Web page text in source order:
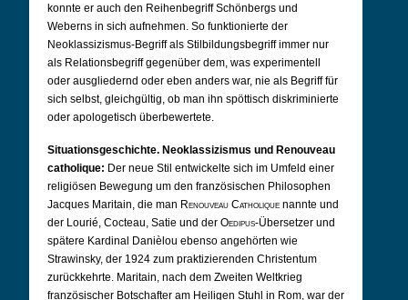
konnte er auch den Reihenbegriff Schönbergs und
Weberns in sich aufnehmen. So funktionierte der
Neoklassizismus-Begriff als Stilbildungsbegriff immer nur
als Relationsbegriff gegenüber dem, was experimentell
oder ausgliedernd oder eben anders war, nie als Begriff für
sich selbst, gleichgültig, ob man ihn spöttisch diskriminierte
oder apologetisch überbewertete.
Situationsgeschichte. Neoklassizismus und Renouveau
catholique: Der neue Stil entwickelte sich im Umfeld einer
religiösen Bewegung um den französischen Philosophen
Jacques Maritain, die man Renouveau Catholique nannte und
der Lourié, Cocteau, Satie und der Oedipus-Übersetzer und
spätere Kardinal Danièlou ebenso angehörten wie
Strawinsky, der 1924 zum praktizierenden Christentum
zurückkehrte. Maritain, nach dem Zweiten Weltkrieg
französischer Botschafter am Heiligen Stuhl in Rom, war der